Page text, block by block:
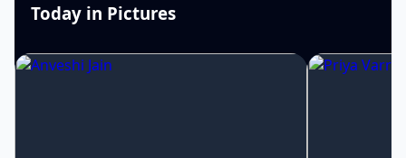
Today in Pictures